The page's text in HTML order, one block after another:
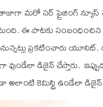
మరో సర్ ప్రైజింగ్ న్యూస్
ఈ పాటకు సంబంధించిన
ప్రకటించారు యూనిట్.
డిజైన్ చేస్తారు.
కెమిస్ట్రి ఉండేలా